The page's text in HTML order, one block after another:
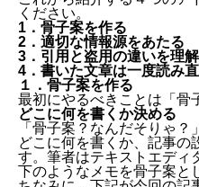
ください。
1．骨子案を作る
2．適切な情報源をあたる
3．引用と盗用の違いを理
4．書いた文章は一度読み
１．骨子案を作る
最初にやるべきことは「骨
どこに何を書くか決める
「骨子案？なんだそりゃ？
どこに何を書くか、記事の
す。筆者はテキストエディ
下のようなメモを骨子案と